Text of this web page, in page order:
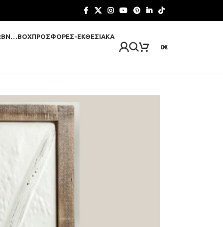
ΠΡΟΣΦΟΡΈΣ-ΕΚΘΕΣΙΑΚΆ
0€